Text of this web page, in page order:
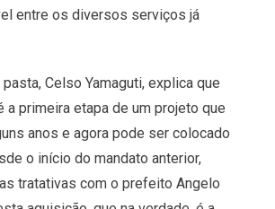
entre os diversos serviços já
Celso Yamaguti, explica que
a primeira etapa de um projeto que
anos e agora pode ser colocado
o início do mandato anterior,
tratativas com o prefeito Angelo